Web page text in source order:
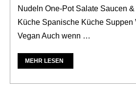
Nudeln One-Pot Salate Saucen
Küche Spanische Küche Suppen
Vegan Auch wenn …
MEHR LESEN